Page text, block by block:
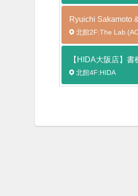
Ryuichi Sakamoto
北館2F:The
【HIDA大阪店】書
北館4F:HIDA